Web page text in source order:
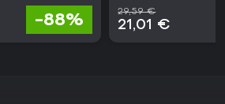
-88%
29,59 €
21,01 €